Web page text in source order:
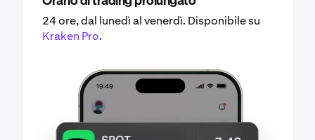
24 ore, dal lunedì al venerdì. Disponibile su
Kraken Pro.